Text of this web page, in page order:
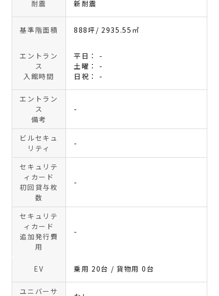
耐震 新耐震
基準階面積 888坪 / 2935.55㎡
エントラン
ス
入館時間
平日： -
土曜： -
日祝： -
エントラン
ス
備考
-
ビルセキュ
リティ
-
セキュリテ
ィカード
初回貸与枚
数
-
セキュリテ
ィカード
追加発行費
用
-
EV 乗用 20台 / 貨物用 0台
ユニバーサ